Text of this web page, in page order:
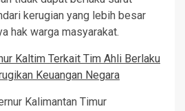
kerugian yang lebih besar
hak warga masyarakat.
Kaltim Terkait Tim Ahli Berlaku
Keuangan Negara
Kalimantan Timur